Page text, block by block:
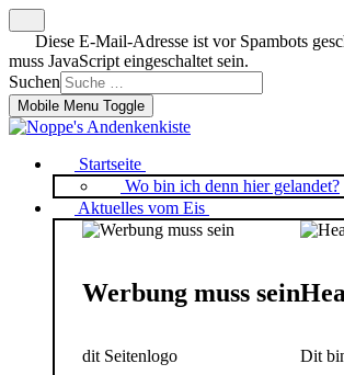
Diese E-Mail-Adresse ist vor Spambots
muss JavaScript eingeschaltet sein.
Suchen
Mobile Menu Toggle
Startseite
Wo bin ich denn hier gelandet?
Aktuelles vom Eis
Werbung muss sein
dit Seitenlogo
Dit